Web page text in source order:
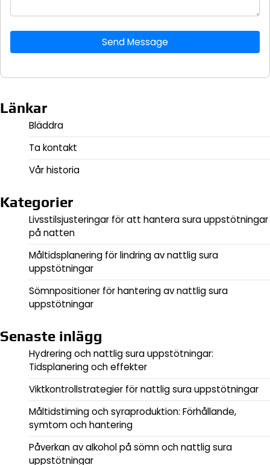
Send Message
Länkar
Bläddra
Ta kontakt
Vår historia
Kategorier
Livsstilsjusteringar för att hantera sura uppstötningar
på natten
Måltidsplanering för lindring av nattlig sura
uppstötningar
Sömnpositioner för hantering av nattlig sura
uppstötningar
Senaste inlägg
Hydrering och nattlig sura uppstötningar:
Tidsplanering och effekter
Viktkontrollstrategier för nattlig sura uppstötningar
Måltidstiming och syraproduktion: Förhållande,
symtom och hantering
Påverkan av alkohol på sömn och nattlig sura
uppstötningar